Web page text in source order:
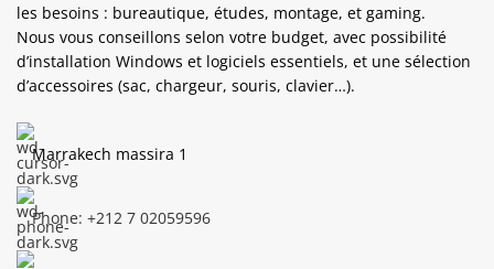
les besoins : bureautique, études, montage, et gaming.
Nous vous conseillons selon votre budget, avec possibilité
d’installation Windows et logiciels essentiels, et une sélection
d’accessoires (sac, chargeur, souris, clavier…).
Marrakech massira 1
Phone: +212 7 02059596